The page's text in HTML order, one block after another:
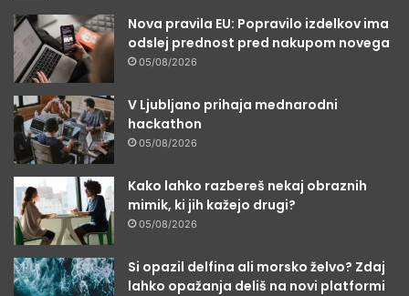
Nova pravila EU: Popravilo izdelkov ima
odslej prednost pred nakupom novega
05/08/2026
V Ljubljano prihaja mednarodni
hackathon
05/08/2026
Kako lahko razbereš nekaj obraznih
mimik, ki jih kažejo drugi?
05/08/2026
Si opazil delfina ali morsko želvo? Zdaj
lahko opažanja deliš na novi platformi